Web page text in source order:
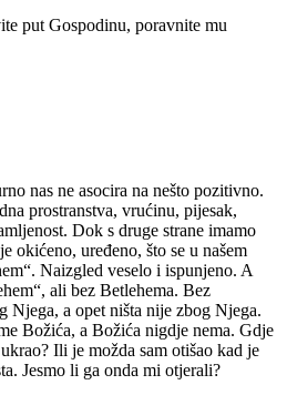
put Gospodinu, poravnite mu
nas ne asocira na nešto pozitivno.
prostranstva, vrućinu, pijesak,
Dok s druge strane imamo
okićeno, uređeno, što se u našem
Naizgled veselo i ispunjeno. A
ali bez Betlehema. Bez
Njega, a opet ništa nije zbog Njega.
Božića, a Božića nigdje nema. Gdje
Ili je možda sam otišao kad je
Jesmo li ga onda mi otjerali?